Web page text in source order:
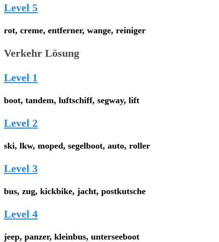
Level 5
rot, creme, entferner, wange, reiniger
Verkehr Lösung
Level 1
boot, tandem, luftschiff, segway, lift
Level 2
ski, lkw, moped, segelboot, auto, roller
Level 3
bus, zug, kickbike, jacht, postkutsche
Level 4
jeep, panzer, kleinbus, unterseeboot